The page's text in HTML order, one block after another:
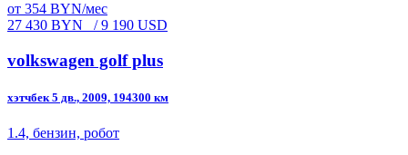
от 354 BYN/мес
27 430 BYN
/ 9 190 USD
volkswagen golf plus
хэтчбек 5 дв., 2009, 194300 км
1.4, бензин, робот